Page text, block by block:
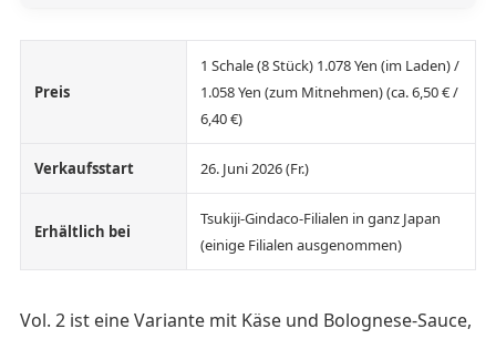
Preis
1 Schale (8 Stück) 1.078 Yen (im Laden) /
1.058 Yen (zum Mitnehmen) (ca. 6,50 € /
6,40 €)
Verkaufsstart 26. Juni 2026 (Fr.)
Erhältlich bei
Tsukiji-Gindaco-Filialen in ganz Japan
(einige Filialen ausgenommen)
Vol. 2 ist eine Variante mit Käse und Bolognese-Sauce,